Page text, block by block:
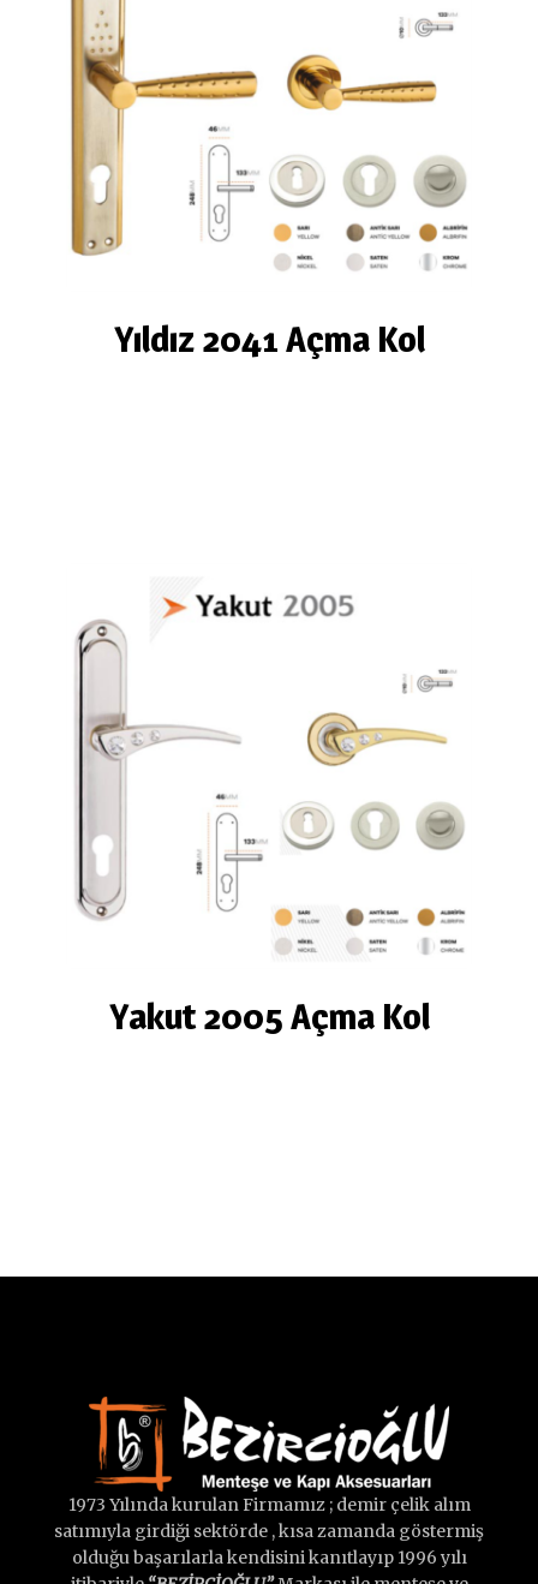
Yıldız 2041 Açma Kol
Yakut 2005 Açma Kol
1973 Yılında kurulan Firmamız ; demir çelik alım
satımıyla girdiği sektörde , kısa zamanda göstermiş
olduğu başarılarla kendisini kanıtlayıp 1996 yılı